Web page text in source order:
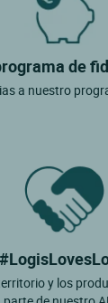
de
a nuestro
y los